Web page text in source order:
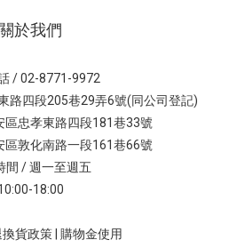
關於我們
/ 02-8771-9972
路四段205巷29弄6號(同公司登記)
區忠孝東路四段181巷33號
區敦化南路一段161巷66號
間 / 週一至週五
18:00
換貨政策
購物金使用